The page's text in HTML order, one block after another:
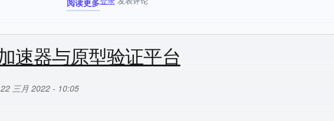
关于 国产容量新高度，合见工软发布数据中心级全场景硬件仿真平台UVHP
速器与原型验证平台
三月 2022 - 10:05